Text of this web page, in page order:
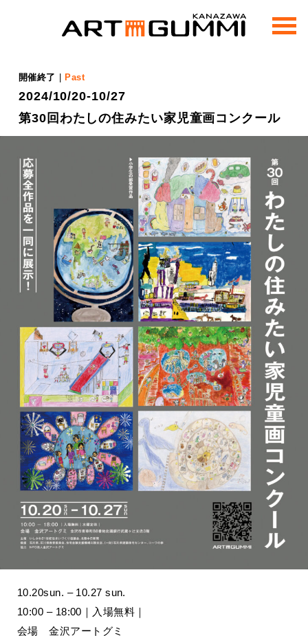
m
e
開催終了 Past
2024/10/20-10/27
第30回わたしの住みたい家児童画コンクール
10.20sun. – 10.27 sun.
10:00 – 18:00｜入場無料｜
会場 金沢アートグミ